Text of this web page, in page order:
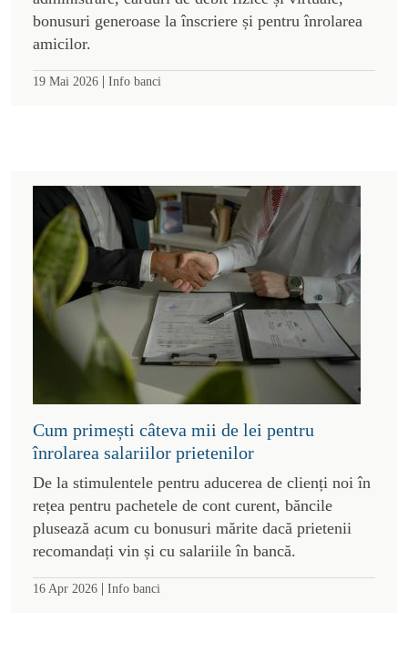
bonusuri generoase la înscriere și pentru înrolarea
amicilor.
19 Mai 2026 | Info banci
Cum primești câteva mii de lei pentru
înrolarea salariilor prietenilor
De la stimulentele pentru aducerea de clienți noi în
rețea pentru pachetele de cont curent, băncile
plusează acum cu bonusuri mărite dacă prietenii
recomandați vin și cu salariile în bancă.
16 Apr 2026 | Info banci